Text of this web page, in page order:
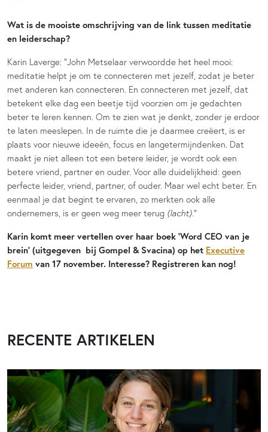
Wat is de mooiste omschrijving van de link tussen meditatie
en leiderschap?
Karin Laverge: “John Metselaar verwoordde het heel mooi:
meditatie helpt je om te connecteren met jezelf, zodat je beter
met anderen kan connecteren. En connecteren met jezelf, dat
betekent elke dag een beetje tijd voorzien om je gedachten
beter te leren kennen. Om te zien wat je denkt, zonder je erdoor
te laten meeslepen. In de ruimte die je daarmee creëert, is er
plaats voor nieuwe ideeën, focus en langetermijndenken. Dat
maakt je niet alleen tot een betere leider, je wordt ook een
betere vriend, partner en ouder. Voor alle duidelijkheid: geen
perfecte leider, vriend, partner, of ouder. Maar wel echt beter. En
eenmaal je dat begint te ervaren, zo merkten ook alle
ondernemers, is er geen weg meer terug (lacht) .”
Karin komt meer vertellen over haar boek ‘Word CEO van je
brein’ (uitgegeven bij Gompel & Svacina) op het Executive
Forum van 17 november. Interesse? Registreren kan nog!
RECENTE ARTIKELEN